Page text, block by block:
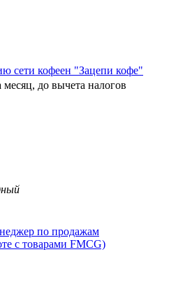
сети кофеен "Зацепи кофе"
месяц, до вычета налогов
по продажам
с товарами FMCG)